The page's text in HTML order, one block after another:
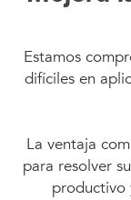
Estamos
difíciles en
La ventaja
para resolver
productivo